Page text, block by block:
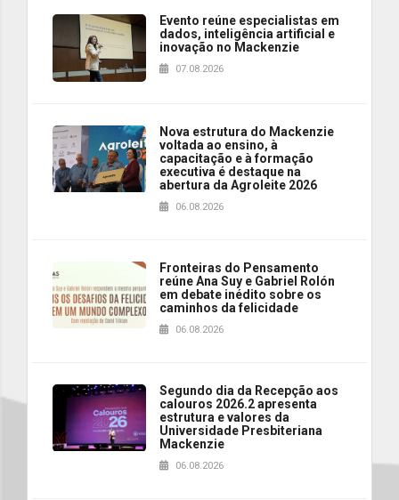
Evento reúne especialistas em
dados, inteligência artificial e
inovação no Mackenzie
07.08.2026
Nova estrutura do Mackenzie
voltada ao ensino, à
capacitação e à formação
executiva é destaque na
abertura da Agroleite 2026
06.08.2026
Fronteiras do Pensamento
reúne Ana Suy e Gabriel Rolón
em debate inédito sobre os
caminhos da felicidade
06.08.2026
Segundo dia da Recepção aos
calouros 2026.2 apresenta
estrutura e valores da
Universidade Presbiteriana
Mackenzie
06.08.2026